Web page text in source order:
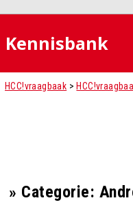
Kennisbank
HCC!vraagbaak >
» Categorie: